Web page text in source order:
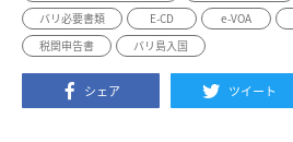
バリ必要書類
E-CD e-VOA
税関申告書
バリ島入国
シェア ツイート